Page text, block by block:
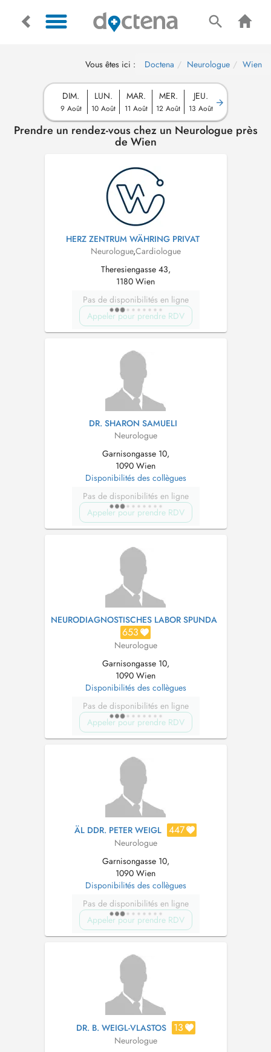
Vous êtes ici : Doctena Neurologue Wien
DIM.
9 Août
LUN.
10 Août
MAR.
11 Août
MER.
12 Août
JEU.
13 Août
Prendre un rendez-vous chez un Neurologue près
de Wien
HERZ ZENTRUM WÄHRING PRIVAT
Neurologue,Cardiologue
Theresiengasse 43,
1180 Wien
Pas de disponibilités en ligne
Appeler pour prendre RDV
DR. SHARON SAMUELI
Neurologue
Garnisongasse 10,
1090 Wien
Disponibilités des collègues
Pas de disponibilités en ligne
Appeler pour prendre RDV
NEURODIAGNOSTISCHES LABOR SPUNDA
653
Neurologue
Garnisongasse 10,
1090 Wien
Disponibilités des collègues
Pas de disponibilités en ligne
Appeler pour prendre RDV
ÄL DDR. PETER WEIGL 447
Neurologue
Garnisongasse 10,
1090 Wien
Disponibilités des collègues
Pas de disponibilités en ligne
Appeler pour prendre RDV
DR. B. WEIGL-VLASTOS 13
Neurologue